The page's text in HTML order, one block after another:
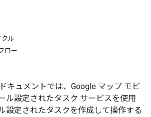
ル
ロー
キュメントでは、Google マップ モビ
ル設定されたタスク サービスを使用
設定されたタスクを作成して操作する